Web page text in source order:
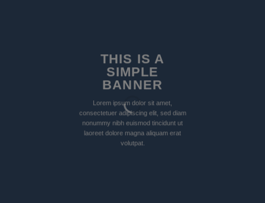
THIS IS A
SIMPLE
BANNER
Lorem ipsum dolor sit amet,
consectetuer adipiscing elit, sed diam
nonummy nibh euismod tincidunt ut
laoreet dolore magna aliquam erat
volutpat.